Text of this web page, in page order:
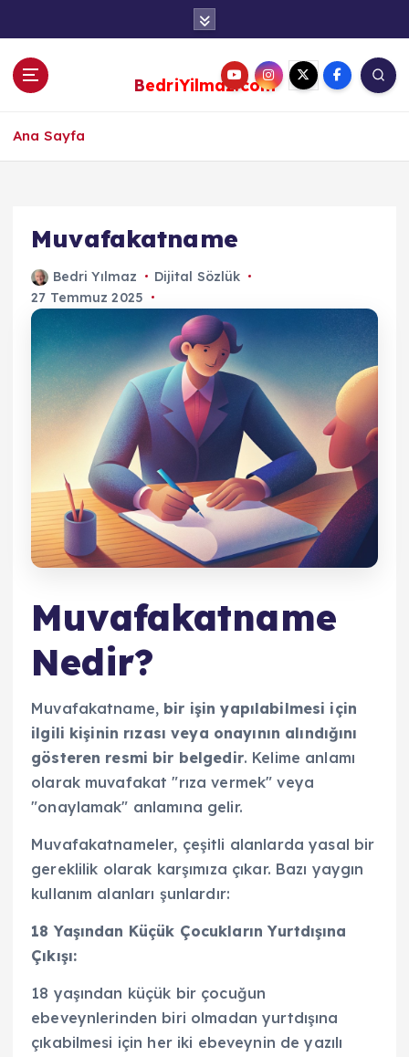
BedriYilmaz.com
Ana Sayfa
Muvafakatname
Bedri Yılmaz
Dijital Sözlük
27 Temmuz 2025
Muvafakatname
Nedir?
Muvafakatname, bir işin yapılabilmesi için
ilgili kişinin rızası veya onayının alındığını
gösteren resmi bir belgedir. Kelime anlamı
olarak muvafakat "rıza vermek" veya
"onaylamak" anlamına gelir.
Muvafakatnameler, çeşitli alanlarda yasal bir
gereklilik olarak karşımıza çıkar. Bazı yaygın
kullanım alanları şunlardır:
18 Yaşından Küçük Çocukların Yurtdışına
Çıkışı:
18 yaşından küçük bir çocuğun
ebeveynlerinden biri olmadan yurtdışına
çıkabilmesi için her iki ebeveynin de yazılı